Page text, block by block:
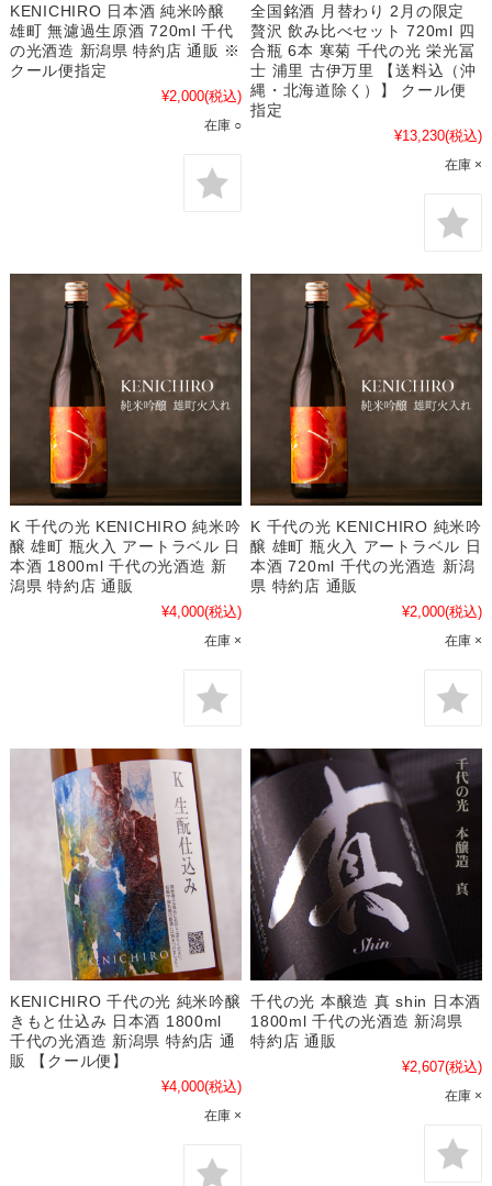
KENICHIRO 日本酒 純米吟醸
雄町 無濾過生原酒 720ml 千代
の光酒造 新潟県 特約店 通販 ※
クール便指定
¥2,000(税込)
在庫 ○
全国銘酒 月替わり 2月の限定
贅沢 飲み比べセット 720ml 四
合瓶 6本 寒菊 千代の光 栄光冨
士 浦里 古伊万里 【送料込（沖
縄・北海道除く）】 クール便
指定
¥13,230(税込)
在庫 ×
K 千代の光 KENICHIRO 純米吟
醸 雄町 瓶火入 アートラベル 日
本酒 1800ml 千代の光酒造 新
潟県 特約店 通販
¥4,000(税込)
在庫 ×
K 千代の光 KENICHIRO 純米吟
醸 雄町 瓶火入 アートラベル 日
本酒 720ml 千代の光酒造 新潟
県 特約店 通販
¥2,000(税込)
在庫 ×
KENICHIRO 千代の光 純米吟醸
きもと仕込み 日本酒 1800ml
千代の光酒造 新潟県 特約店 通
販 【クール便】
¥4,000(税込)
在庫 ×
千代の光 本醸造 真 shin 日本酒
1800ml 千代の光酒造 新潟県
特約店 通販
¥2,607(税込)
在庫 ×